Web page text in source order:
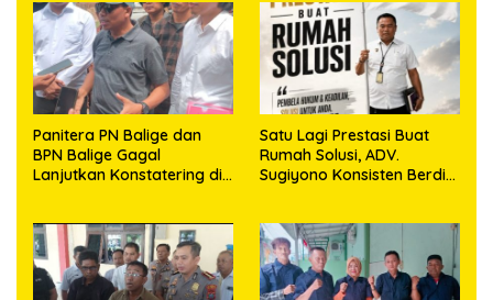
023/KS dan HUT Ke-81
Kemerdekaan RI
Panitera PN Balige dan
BPN Balige Gagal
Lanjutkan Konstatering di
Satu Lagi Prestasi Buat
Rumah Solusi, ADV.
Sugiyono Konsisten Berdiri